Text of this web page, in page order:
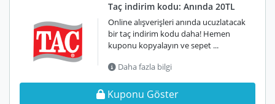
Taç indirim kodu: Anında 20TL
Online alışverişleri anında ucuzlatacak
bir taç indirim kodu daha! Hemen
kuponu kopyalayın ve sepet ...
Daha fazla bilgi
Kuponu Göster